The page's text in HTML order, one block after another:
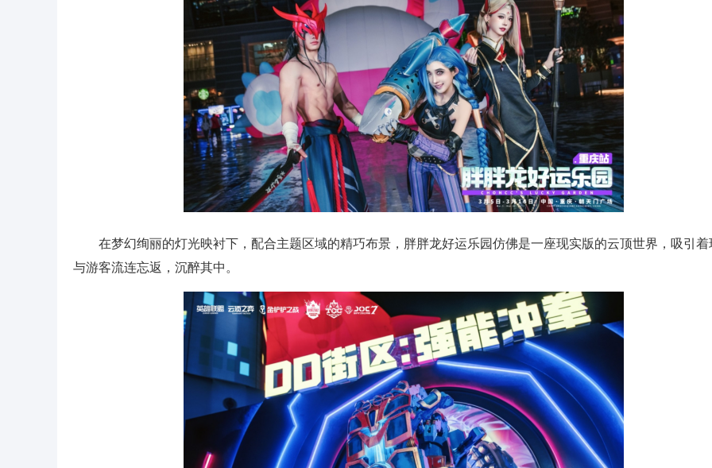
在梦幻绚丽的灯光映衬下，配合主题区域的精巧布景，胖胖龙好运乐园仿佛是一座现实版的云顶世界，吸引着
与游客流连忘返，沉醉其中。